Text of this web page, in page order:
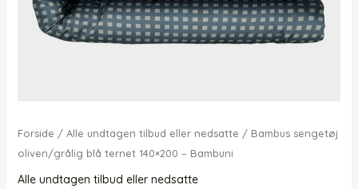
Forside / Alle undtagen tilbud eller nedsatte / Bambus sengetøj
oliven/grålig blå ternet 140×200 – Bambuni
Alle undtagen tilbud eller nedsatte